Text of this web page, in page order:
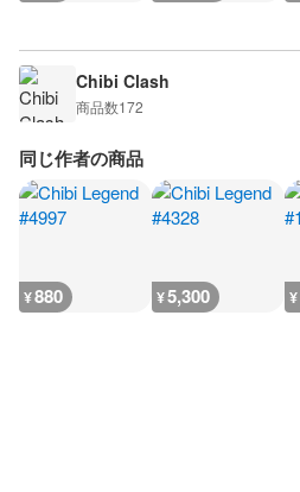
Chibi Clash
商品数172
同じ作者の商品
¥880 ¥5,300 ¥